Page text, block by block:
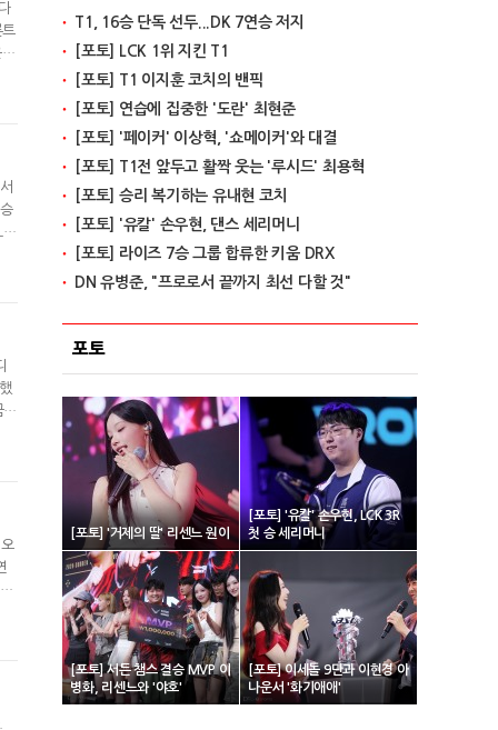
트
T1, 16승 단독 선두...DK 7연승 저지
[포토] LCK 1위 지킨 T1
[포토] T1 이지훈 코치의 밴픽
[포토] 연습에 집중한 '도란' 최현준
[포토] '페이커' 이상혁, '쇼메이커'와 대결
[포토] T1전 앞두고 활짝 웃는 '루시드' 최용혁
[포토] 승리 복기하는 유내현 코치
[포토] '유칼' 손우현, 댄스 세리머니
[포토] 라이즈 7승 그룹 합류한 키움 DRX
DN 유병준, "프로로서 끝까지 최선 다할 것"
포토
[포토] '거제의 딸' 리센느 원이
[포토] '유칼' 손우현, LCK 3R
첫 승 세리머니
[포토] 서든 챔스 결승 MVP 이
병화, 리센느와 '야호'
[포토] 이세돌 9단과 이현경 아
나운서 '화기애애'